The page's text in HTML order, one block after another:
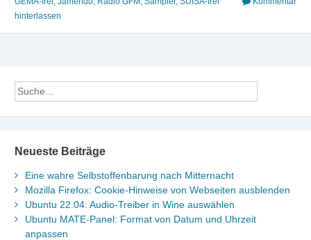
hinterlassen
Neueste Beiträge
Eine wahre Selbstoffenbarung nach Mitternacht
Mozilla Firefox: Cookie-Hinweise von Webseiten ausblenden
Ubuntu 22.04: Audio-Treiber in Wine auswählen
Ubuntu MATE-Panel: Format von Datum und Uhrzeit
anpassen